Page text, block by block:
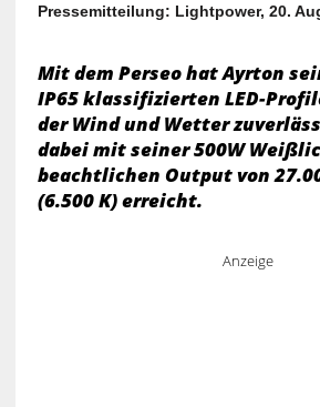
Pressemitteilung: Lightpower, 20.
Mit dem Perseo hat Ayrton
IP65 klassifizierten LED-
der Wind und Wetter
dabei mit seiner 500W
beachtlichen Output von
(6.500 K) erreicht.
Anzeige